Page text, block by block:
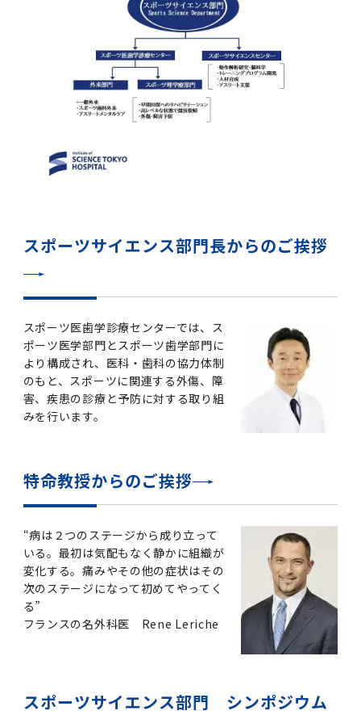
動物実験等に関する情報
企業等からの資金提供状況の公表
次世代育成支援対策推進法による一般事業主行
女性の活躍推進に向けた取り組み
目標とする教員の適正な年齢構成
キャンパスマスタープラン2016
国立大学法人ガバナンス・コード報告書
企業活動と医療機関等の透明性ガイドライン
次世代認定マーク「くるみん」を取得しました
（基準適合一般事業主認定）
（旧TMDU卓越大学院生制度）対象学生（秋入
学対象）の募集について
Call for Applications to TMDU-SPRING
Program (formerly the TMDU WISE
Program) for the 2024 Academic Year
令和6年度（2024年度）東京医科歯科大学
「TMDU-SPRING」対象学生の募集について
Call for Application to TMDU WISE
令和５年度（２０２３年度）東京医科歯科大学
「卓越大学院生制度（Ⅱ）」対象学生（秋入学
対象）の募集について
大学院在学生
附属学校在学生
障害を理由とする差別の解消の推進に関する対
バリアフリーマップ
困りごと対策貸出グッズ
令和６年度（２０２４年度）東京医科歯科大学
「研究者早期育成コース」採用決定通知書授与
式を行いました。
令和５年度（２０２３年度）東京医科歯科大学
ス」採用決定通知書授与式を行いました。
ス」採用決定通知書授与式を行いました。
令和３年度（２０２１年度）東京医科歯科大学
与式を行いました。
学位の申請
外国人留学生の就職情報について
就職活動体験談について
OB・OG情報について
進路届の提出について
その他 就職関連情報（推薦書等）
2023年（49.5MB）
2022年（38.1 MB）
2021年（PDF：71.9 MB）
2020年 （PDF：67.8MB）
2018年 （PDF：83.3MB）
2016年 （PDF：73.0MB）
2015年 （PDF：83.3MB）
2014年 （PDF：21.4MB）
2013年 （PDF：6.4MB）
セミナー・特別講義トップ
2025年度
2023年度
2022年度
2020年度
2019年度
2018年度
2017年度
2015年度
2014年度
2012年度
設置計画履行状況報告書
2023年（PDF：4.5MB）
2022年（PDF：53.8 MB）
2018年 （PDF：18.7MB）
2017年 （PDF：7.2MB）
2016年 （PDF：13.5MB）
2015年 （PDF：2.3MB）
大学統合時の教育・学生生活について（受験生
向け）
Regarding education and student life after
the integration（For prospective
students）
大学統合時の教育・学生生活について（在学生
向け）
卒業生進路アンケート
卒後3年大学評価アンケート
教学IR 業績・活動
統合イノベーション機構
統合イノベーション機構トップ
医療ビッグデータによるトータル・ヘルスケア
オープンイノベーションセンター
若手研究者支援センター（統合研究機構）
研究基盤クラスター（統合研究機構）
研究基盤クラスター（統合研究機構）トップ
実験動物センター
生命倫理研究センター
疾患バイオリソースセンター
先端医歯工学創成クラスター（統合研究機構）
再生医療研究センター
プ）
脳統合機能研究センター
核酸・ペプチド創薬治療研究センター
統合研究機構から他部局へ異動したセンタート
ップ
ンター）
統合情報機構（図書館部門・ITセキュリティ部
門）トップ
ITセキュリティ部門（学内専用サイト）
図書館部門トップ
図書館
図書館講習会
アクティブラーニング教室・情報検索室
情報システムポータル
お茶の水医学雑誌
デジタル変革推進事務室
連絡先一覧
学生支援・保健管理機構トップ
湯島学生支援センター
学生相談支援室
ダイバーシティ・インクルージョン室
環境安全管理室
環境報告書
研究大学強化促進事業に関する情報・評価
スポーツサイエンス部門長からのご挨拶
スポーツ医歯学診療センターでは、ス
ポーツ医学部門とスポーツ歯学部門に
より構成され、医科・歯科の協力体制
のもと、スポーツに関連する外傷、障
害、疾患の診療と予防に対する取り組
みを行います。
特命教授からのご挨拶
“病は２つのステージから成り立って
いる。最初は気配もなく静かに組織が
変化する。痛みやその他の症状はその
次のステージになって初めてやってく
る”
フランスの名外科医 Rene Leriche
スポーツサイエンス部門 シンポジウム